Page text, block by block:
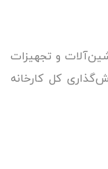
و تجهیزات
کل کارخانه